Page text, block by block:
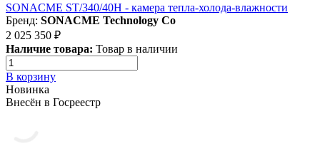
SONACME ST/340/40H - камера тепла-холода-влажности
Бренд: SONACME Technology Co
2 025 350 ₽
Наличие товара: Товар в наличии
В корзину
Новинка
Внесён в Госреестр